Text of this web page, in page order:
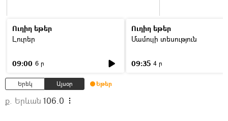
Ուղիղ եթեր
Լուրեր
09:00 6 ր
Ուղիղ եթեր
Մամուլի տեսություն
09:35 4 ր
Երեկ Այսօր Եթեր
ք. Երևան 106.0